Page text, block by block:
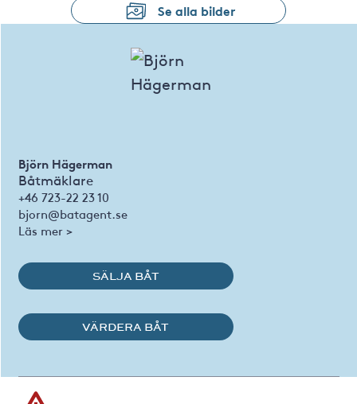
Se alla bilder
Björn Hägerman
Båtmäklare
+46 723-22 23 10
bjorn@batagent.se
Läs mer >
SÄLJA BÅT
VÄRDERA BÅT